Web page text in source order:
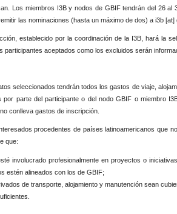
Los miembros I3B y nodos de GBIF tendrán del 26 al
las nominaciones (hasta un máximo de dos) a i3b [at]
establecido por la coordinación de la I3B, hará la
participantes aceptados como los excluidos serán
seleccionados tendrán todos los gastos de viaje,
por parte del participante o del nodo GBIF o miembro
conlleva gastos de inscripción.
procedentes de países latinoamericanos que
que:
involucrado profesionalmente en proyectos o
estén alineados con los de GBIF;
de transporte, alojamiento y manutención sean